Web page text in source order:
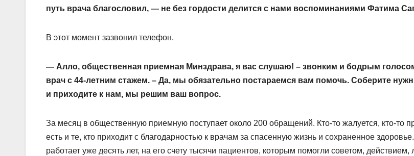
путь врача благословил, — не без гордости делится с нами воспоминаниями Фатима
В этот момент зазвонил телефон.
— Алло, общественная приемная Минздрава, я вас слушаю! – звонким и бодрым
врач с 44-летним стажем. – Да, мы обязательно по­стараемся вам помочь. Соберите
и приходите к нам, мы решим ваш вопрос.
За месяц в общественную приемную поступает около 200 обращений. Кто-то жалуется, кто-то
есть и те, кто приходит с благодарностью к врачам за спасенную жизнь и сохраненное
работает уже десять лет, на его счету тысячи пациентов, которым помогли советом, действием,